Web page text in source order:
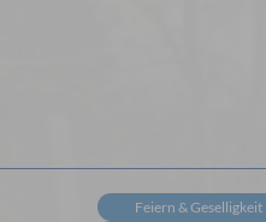
Feiern & Geselligkeit